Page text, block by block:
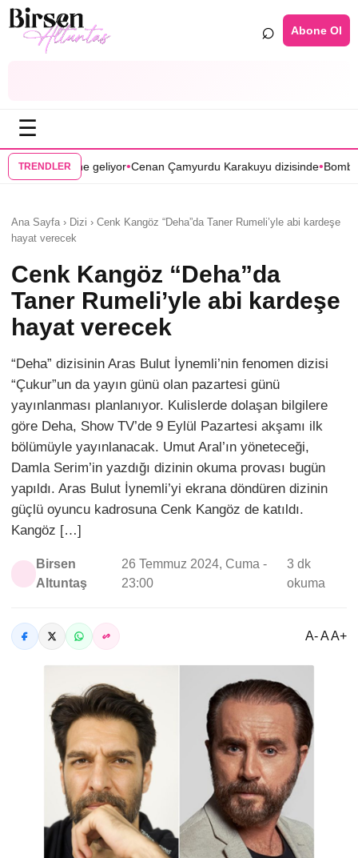
⌕ Abone Ol
☰
TRENDLER
Cenan Çamyurdu Karakuyu dizisinde•Bomba transfer! Caner
Ana Sayfa › Dizi › Cenk Kangöz “Deha”da Taner Rumeli’yle abi kardeşe
hayat verecek
Cenk Kangöz “Deha”da
Taner Rumeli’yle abi kardeşe
hayat verecek
“Deha” dizisinin Aras Bulut İynemli’nin fenomen dizisi
“Çukur”un da yayın günü olan pazartesi günü
yayınlanması planlanıyor. Kulislerde dolaşan bilgilere
göre Deha, Show TV’de 9 Eylül Pazartesi akşamı ilk
bölümüyle yayınlanacak. Umut Aral’ın yöneteceği,
Damla Serim’in yazdığı dizinin okuma provası bugün
yapıldı. Aras Bulut İynemli’yi ekrana döndüren dizinin
güçlü oyuncu kadrosuna Cenk Kangöz de katıldı.
Kangöz […]
Birsen
Altuntaş
26 Temmuz 2024, Cuma -
23:00
3 dk
okuma
A- A A+